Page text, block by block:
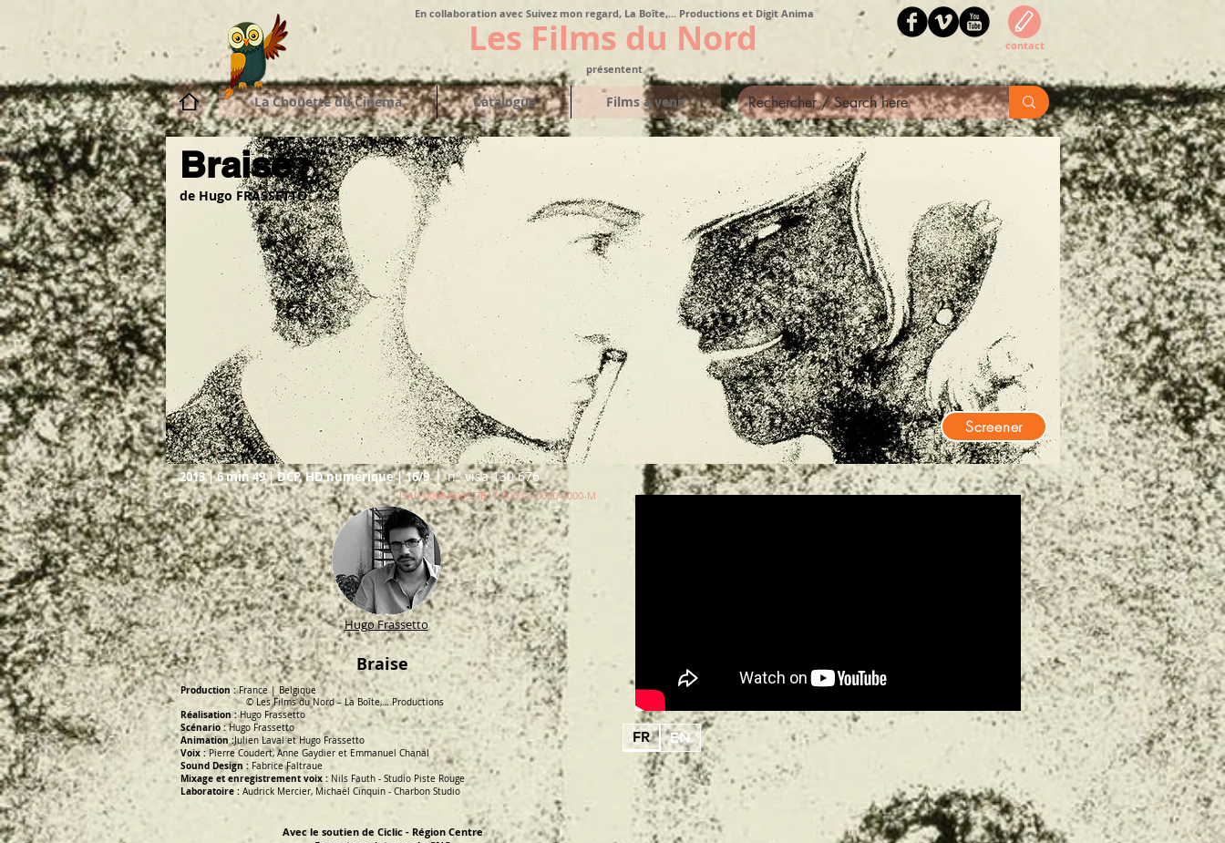
contact
Les Films du Nord
En collaboration avec Suivez mon regard, La Boîte,... Productions et Digit Anima
présentent
La Chouette du Cinema Catalogue Films à venir
Braise
de Hugo FRASSETTO
Screener
2013 | 6 min 49 | DCP, HD numérique | 16/9|n° visa 130 676
ISAN0000-0003-7B17-0000-5-0000-0000-M
Hugo Frassetto
Braise
Production :France | Belgique
© Les Films du Nord – La Boîte,… Productions
Réalisation :Hugo Frassetto
Scénario :Hugo Frassetto
Animation :Julien Laval et Hugo Frassetto
Voix :Pierre Coudert, Anne Gaydier et Emmanuel Chanal
Sound Design : Fabrice Faltraue
Mixage et enregistrement voix : Nils Fauth - Studio Piste Rouge
Laboratoire : Audrick Mercier, Michaël Cinquin - Charbon Studio
Avec le soutien de Ciclic - Région Centre
FR EN